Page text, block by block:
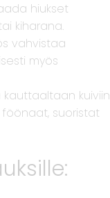
hiukset
kiharana.
vahvistaa
myös
kuiviin
föönaat, suoristat